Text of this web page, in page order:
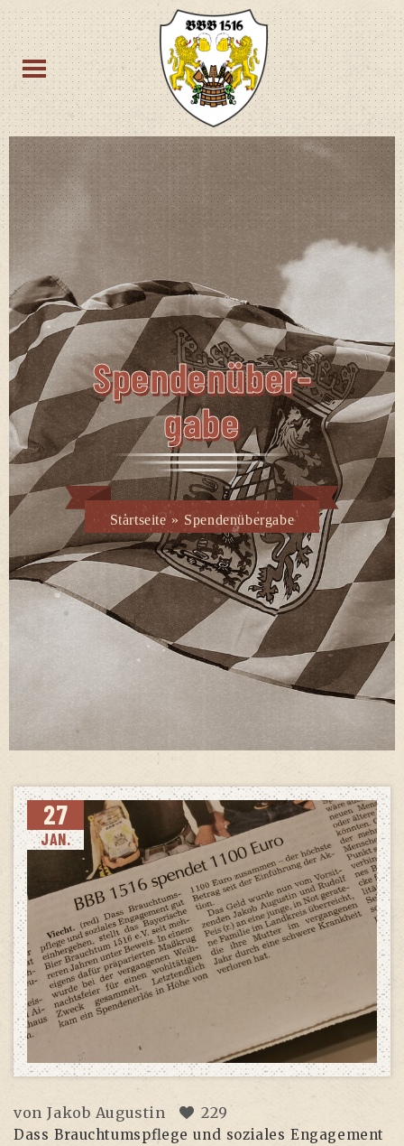
Spen­den­über­
Ga­be
Startseite» Spendenübergabe
27
JAN.
vonJakob Augustin 229
Dass Brauch­tums­pfle­ge und sozia­les Enga­ge­ment